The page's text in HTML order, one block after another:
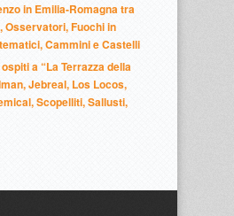
in Emilia-Romagna tra
Osservatori, Fuochi in
Cammini e Castelli
a “La Terrazza della
Jebreal, Los Locos,
Scopelliti, Sallusti,